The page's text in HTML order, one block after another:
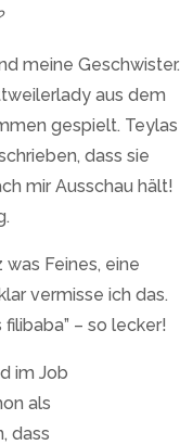
meine Geschwister.
aus dem
gespielt. Teylas
dass sie
mir Ausschau hält!
Feines, eine
vermisse ich das.
– so lecker!
als
dass